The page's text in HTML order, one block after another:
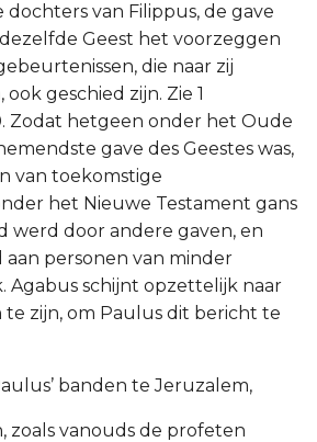
dochters van Filippus, de gave
Geest het voorzeggen
die naar zij
geschied zijn. Zie 1
Zodat hetgeen onder het Oude
gave des Geestes was,
van toekomstige
het Nieuwe Testament gans
werd door andere gaven, en
personen van minder
Agabus schijnt opzettelijk naar
te zijn, om Paulus dit bericht te
banden te Jeruzalem,
zoals vanouds de profeten